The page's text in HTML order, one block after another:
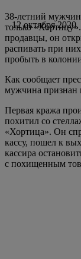
12 октября 2020,
38-летний
только
продавцы, он
распивать при
пробыть в
Как сообщает
мужчина признан
Первая кража
похитил со
«Хортица». Он
кассу, пошел к
кассира
с похищенным